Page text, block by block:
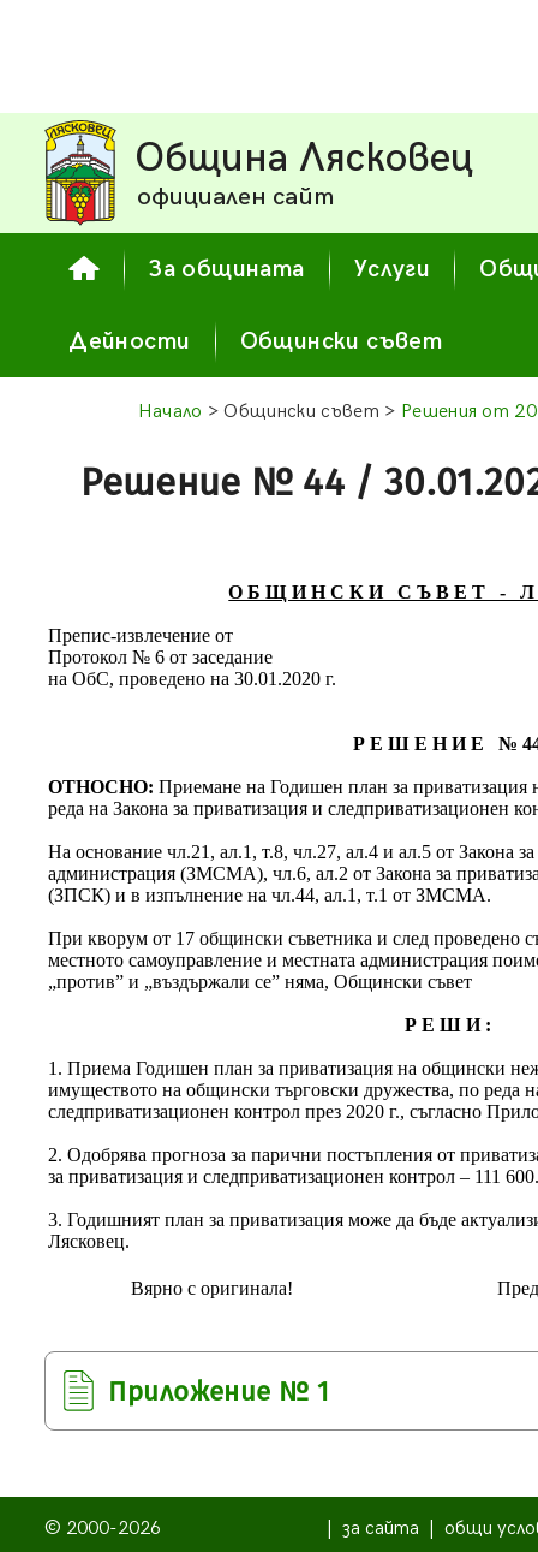
Община Лясковец
официален сайт
За общината Услуги
Дейности Общински съвет
Начало > Общински съвет > Решения от
Решение № 44 /
О Б Щ И Н С К И С Ъ В Е Т - Л
Препис-извлечение от
Протокол № 6 от заседание
на ОбС, проведено на 30.01.2020 г.
Р Е Ш Е Н И Е №
ОТНОСНО:Приемане на Годишен план за приватизация
реда на Закона за приватизация и следприватизационен
На основание чл.21, ал.1, т.8, чл.27, ал.4 и ал.5 от Закона
администрация (ЗМСМА), чл.6, ал.2 от Закона за
(ЗПСК) и в изпълнение на чл.44, ал.1, т.1 от ЗМСМА.
При кворум от 17 общински съветника и след проведено
местното самоуправление и местната администрация
„против” и „въздържали се” няма, Общински съвет
Р Е Ш И :
1. Приема Годишен план за приватизация на общински
имуществото на общински търговски дружества, по реда
следприватизационен контрол през 2020 г., съгласно
2. Одобрява прогноза за парични постъпления от
за приватизация и следприватизационен контрол – 111
3. Годишният план за приватизация може да бъде
Лясковец.
Вярно с оригинала!
Приложение № 1
© 2000-2026
за сайта
общи